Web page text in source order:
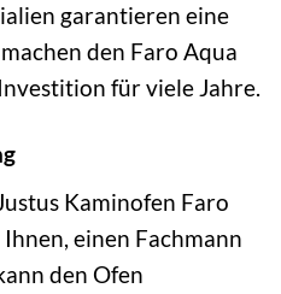
garantieren eine
den Faro Aqua
für viele Jahre.
Kaminofen Faro
einen Fachmann
den Ofen